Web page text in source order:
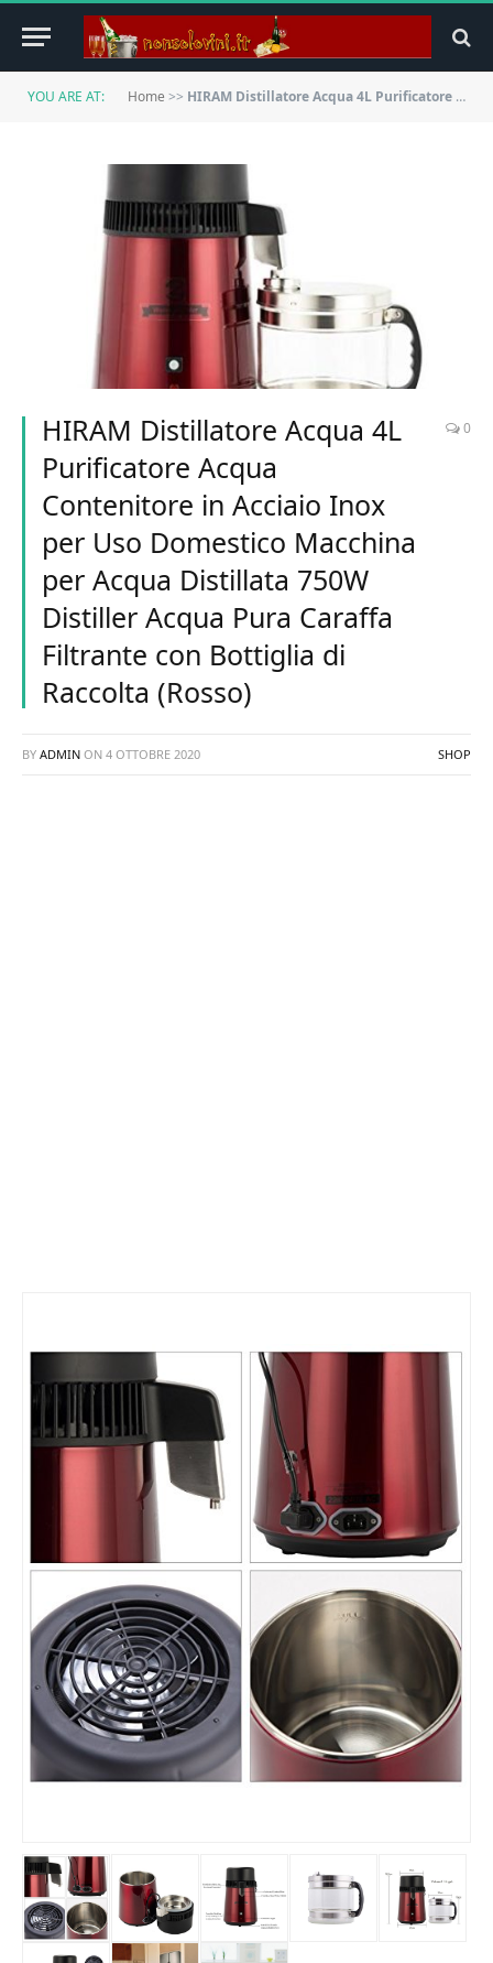
YOU ARE AT: Home >> HIRAM Distillatore Acqua 4L Purificatore Acqua Contenitore in Acciaio Inox per Uso Domestico Macchina per Acqua Distillata 750W Distiller Acqua Pura Caraffa Filtrante con Bottiglia di Raccolta (Rosso)
HIRAM Distillatore Acqua 4L
Purificatore Acqua
Contenitore in Acciaio Inox
per Uso Domestico Macchina
per Acqua Distillata 750W
Distiller Acqua Pura Caraffa
Filtrante con Bottiglia di
Raccolta (Rosso)
0
BY ADMIN ON 4 OTTOBRE 2020 SHOP